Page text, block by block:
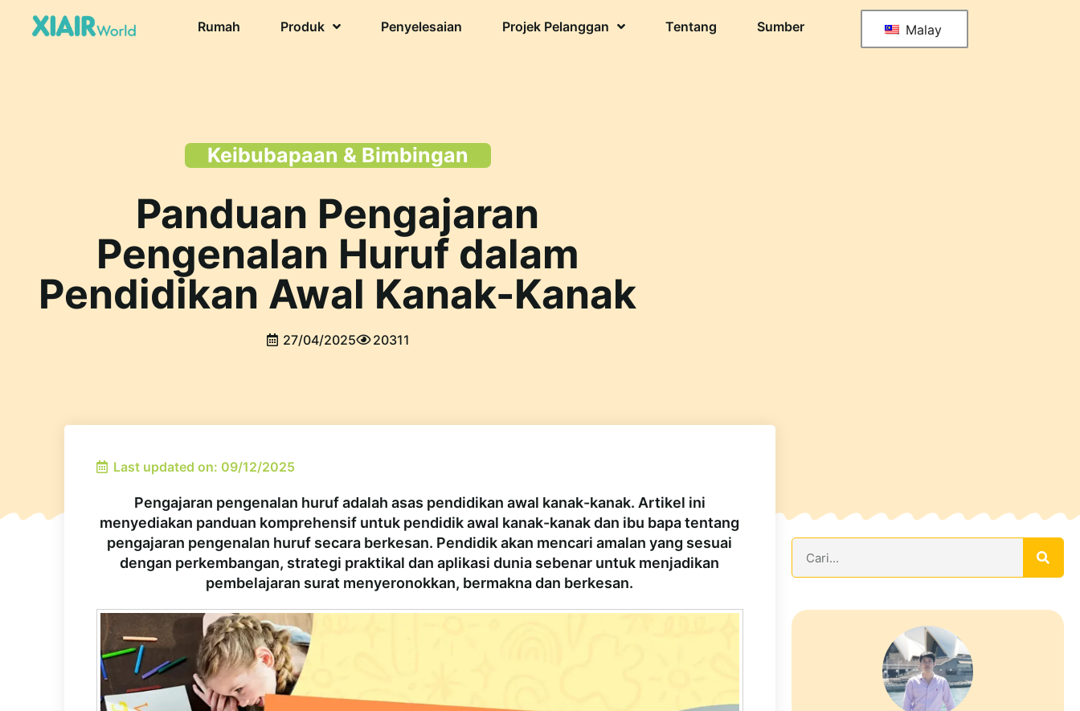
Rumah Produk Penyelesaian Projek Pelanggan Tentang Sumber Malay
Keibubapaan & Bimbingan
Panduan Pengajaran
Pengenalan Huruf dalam
Pendidikan Awal Kanak-Kanak
27/04/2025 20311
Last updated on: 09/12/2025
Pengajaran pengenalan huruf adalah asas pendidikan awal kanak-kanak. Artikel ini
menyediakan panduan komprehensif untuk pendidik awal kanak-kanak dan ibu bapa tentang
pengajaran pengenalan huruf secara berkesan. Pendidik akan mencari amalan yang sesuai
dengan perkembangan, strategi praktikal dan aplikasi dunia sebenar untuk menjadikan
pembelajaran surat menyeronokkan, bermakna dan berkesan.